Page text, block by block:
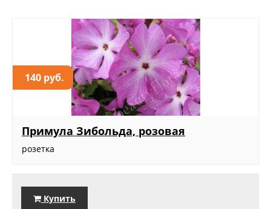
140 руб.
Примула Зибольда, розовая
розетка
Купить